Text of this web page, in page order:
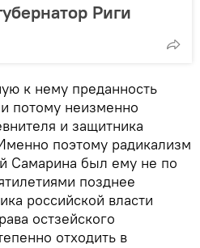
Риги
к нему преданность
потому неизменно
и защитника
поэтому радикализм
Самарина был ему не по
позднее
российской власти
остзейского
отходить в